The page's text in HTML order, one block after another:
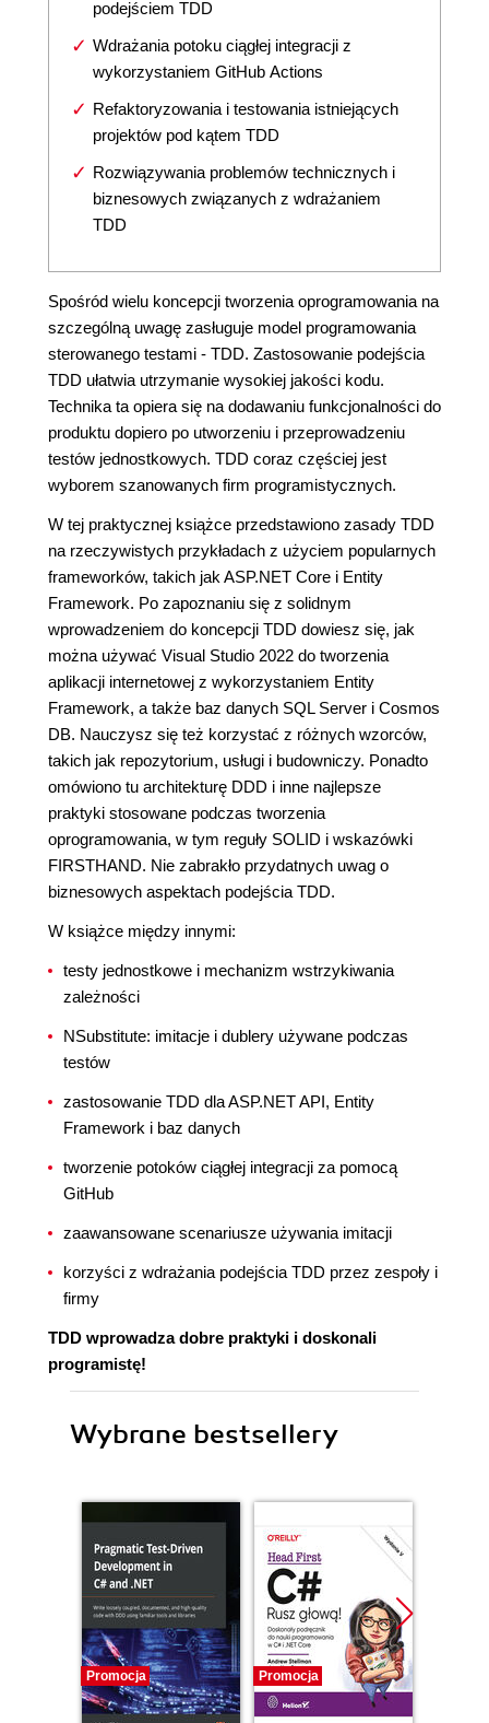
podejściem TDD
Wdrażania potoku ciągłej integracji z
wykorzystaniem GitHub Actions
Refaktoryzowania i testowania istniejących
projektów pod kątem TDD
Rozwiązywania problemów technicznych i
biznesowych związanych z wdrażaniem
TDD
Spośród wielu koncepcji tworzenia oprogramowania na
szczególną uwagę zasługuje model programowania
sterowanego testami - TDD. Zastosowanie podejścia
TDD ułatwia utrzymanie wysokiej jakości kodu.
Technika ta opiera się na dodawaniu funkcjonalności do
produktu dopiero po utworzeniu i przeprowadzeniu
testów jednostkowych. TDD coraz częściej jest
wyborem szanowanych firm programistycznych.
W tej praktycznej książce przedstawiono zasady TDD
na rzeczywistych przykładach z użyciem popularnych
frameworków, takich jak ASP.NET Core i Entity
Framework. Po zapoznaniu się z solidnym
wprowadzeniem do koncepcji TDD dowiesz się, jak
można używać Visual Studio 2022 do tworzenia
aplikacji internetowej z wykorzystaniem Entity
Framework, a także baz danych SQL Server i Cosmos
DB. Nauczysz się też korzystać z różnych wzorców,
takich jak repozytorium, usługi i budowniczy. Ponadto
omówiono tu architekturę DDD i inne najlepsze
praktyki stosowane podczas tworzenia
oprogramowania, w tym reguły SOLID i wskazówki
FIRSTHAND. Nie zabrakło przydatnych uwag o
biznesowych aspektach podejścia TDD.
W książce między innymi:
testy jednostkowe i mechanizm wstrzykiwania
zależności
NSubstitute: imitacje i dublery używane podczas
testów
zastosowanie TDD dla ASP.NET API, Entity
Framework i baz danych
tworzenie potoków ciągłej integracji za pomocą
GitHub
zaawansowane scenariusze używania imitacji
korzyści z wdrażania podejścia TDD przez zespoły i
firmy
TDD wprowadza dobre praktyki i doskonali
programistę!
Wybrane bestsellery
Promocja Promocja